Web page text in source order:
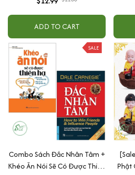
ADD TO CART
SALE
Combo Sách Đắc Nhân Tâm +
Khéo Ăn Nói Sẽ Có Được Thiên
Phật